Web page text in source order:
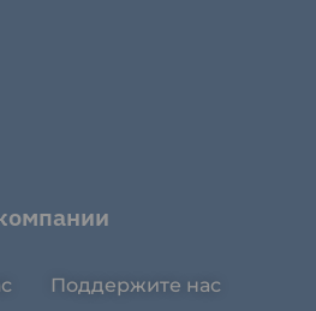
Поддержите нас